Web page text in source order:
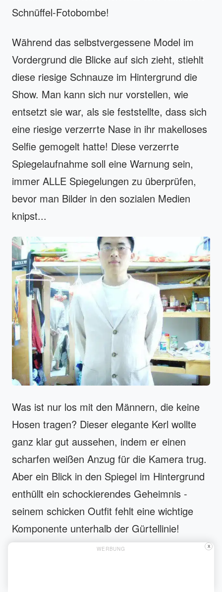
Schnüffel-Fotobombe!
Während das selbstvergessene Model im
Vordergrund die Blicke auf sich zieht, stiehlt
diese riesige Schnauze im Hintergrund die
Show. Man kann sich nur vorstellen, wie
entsetzt sie war, als sie feststellte, dass sich
eine riesige verzerrte Nase in ihr makelloses
Selfie gemogelt hatte! Diese verzerrte
Spiegelaufnahme soll eine Warnung sein,
immer ALLE Spiegelungen zu überprüfen,
bevor man Bilder in den sozialen Medien
knipst...
Was ist nur los mit den Männern, die keine
Hosen tragen? Dieser elegante Kerl wollte
ganz klar gut aussehen, indem er einen
scharfen weißen Anzug für die Kamera trug.
Aber ein Blick in den Spiegel im Hintergrund
enthüllt ein schockierendes Geheimnis -
seinem schicken Outfit fehlt eine wichtige
Komponente unterhalb der Gürtellinie!
WERBUNG X